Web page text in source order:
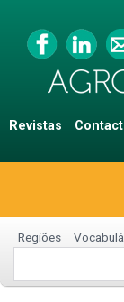
Revistas
Regiões